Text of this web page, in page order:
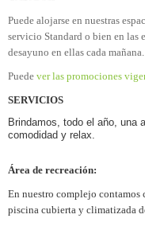
Puede alojarse en nuestras
servicio Standard o bien en las
desayuno en ellas cada mañana.
Puede ver las promociones
SERVICIOS
Brindamos, todo el año, una
comodidad y relax.
Área de recreación:
En nuestro complejo
piscina cubierta y climatizada